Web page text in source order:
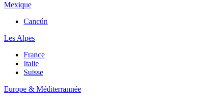
Mexique
Cancún
Les Alpes
France
Italie
Suisse
Europe & Méditerrannée